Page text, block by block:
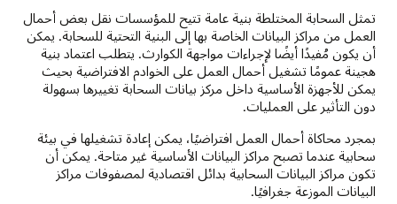
تمثل السحابة المختلطة بنية عامة تتيح للمؤسسات نقل بعض أحمال
العمل من مراكز البيانات الخاصة بها إلى البنية التحتية للسحابة. يمكن
أن يكون مُفيدًا أيضًا لإجراءات مواجهة الكوارث. يتطلب اعتماد بنية
هجينة عمومًا تشغيل أحمال العمل على الخوادم الافتراضية بحيث
يمكن للأجهزة الأساسية داخل مركز بيانات السحابة تغييرها بسهولة
دون التأثير على العمليات.
بمجرد محاكاة أحمال العمل افتراضيًا، يمكن إعادة تشغيلها في بيئة
سحابية عندما تصبح مراكز البيانات الأساسية غير متاحة. يمكن أن
تكون مراكز البيانات السحابية بدائل اقتصادية لمصفوفات مراكز
البيانات الموزعة جغرافيًا.